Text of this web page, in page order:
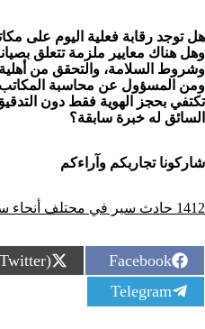
هل توجد رقابة فعلية اليوم على
وهل هناك معايير ملزمة تتعلق
وشروط السلامة، والتحقق من
ومن المسؤول عن محاسبة المكاتب
تكتفي بحجز الهوية فقط دون
السائق له خبرة سابقة؟
شاركونا تجاربكم وآراءكم
1412 حادث سير في محتلف أنحاء سوريا
S
h
a
r
Facebook
S
h
S
h
Telegram